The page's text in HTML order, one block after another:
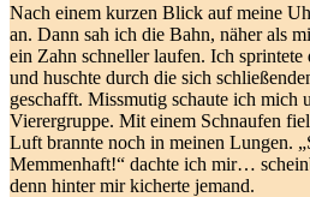
Nach einem kurzen Blick auf meine
an. Dann sah ich die Bahn, näher als
ein Zahn schneller laufen. Ich
und huschte durch die sich
geschafft. Missmutig schaute ich mich
Vierergruppe. Mit einem Schnaufen
Luft brannte noch in meinen Lungen.
Memmenhaft!“ dachte ich mir…
denn hinter mir kicherte jemand.